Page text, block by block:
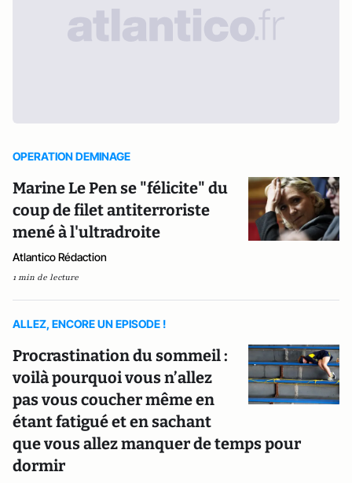
OPERATION DEMINAGE
Marine Le Pen se "félicite" du
coup de filet antiterroriste
mené à l'ultradroite
Atlantico Rédaction
1 min de lecture
ALLEZ, ENCORE UN EPISODE !
Procrastination du sommeil :
voilà pourquoi vous n’allez
pas vous coucher même en
étant fatigué et en sachant
que vous allez manquer de temps pour
dormir